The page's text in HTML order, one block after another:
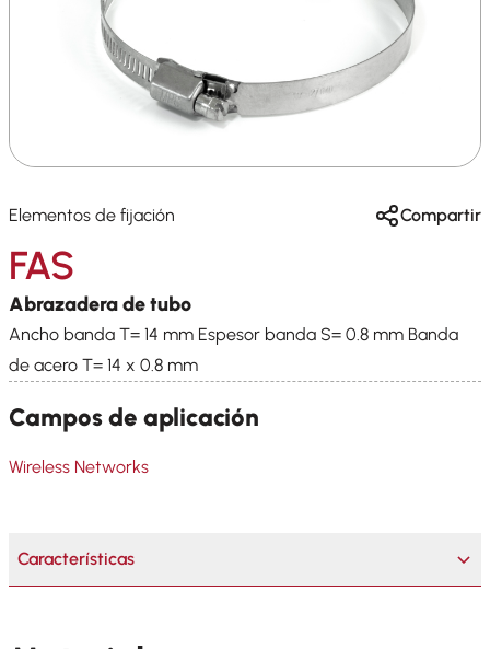
Elementos de fijación Compartir
FAS
Abrazadera de tubo
Ancho banda T= 14 mm Espesor banda S= 0.8 mm Banda
de acero T= 14 x 0.8 mm
Campos de aplicación
Wireless Networks
Características